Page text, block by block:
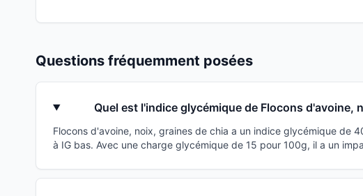
Questions fréquemment posées
Quel est l'indice glycémique de Flocons d'avoine,
Flocons d'avoine, noix, graines de chia a un indice glycémique de
à IG bas. Avec une charge glycémique de 15 pour 100g, il a un